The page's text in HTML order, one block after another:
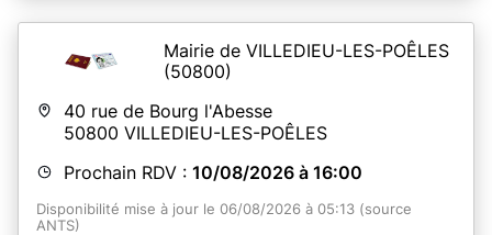
Mairie de VILLEDIEU-LES-POÊLES
(50800)
40 rue de Bourg l'Abesse
50800 VILLEDIEU-LES-POÊLES
Prochain RDV : 10/08/2026 à 16:00
Disponibilité mise à jour le 06/08/2026 à 05:13 (source
ANTS)